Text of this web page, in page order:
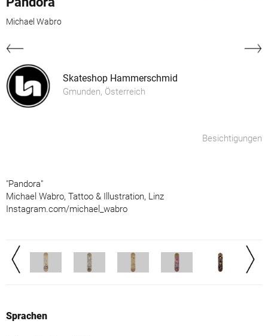
Michael Wabro
Skateshop Hammerschmid
Gmunden, Österreich
Besichtigungen
"Pandora"
Michael Wabro, Tattoo & Illustration, Linz
Instagram.com/michael_wabro
Sprachen